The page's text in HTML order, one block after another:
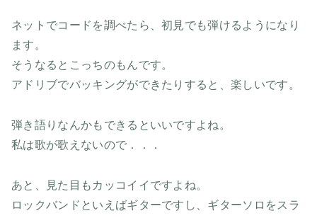
ネットでコードを調べたら、初見でも弾けるようになり
ます。
そうなるとこっちのもんです。
アドリブでバッキングができたりすると、楽しいです。
弾き語りなんかもできるといいですよね。
私は歌が歌えないので．．．
あと、見た目もカッコイイですよね。
ロックバンドといえばギターですし、ギターソロをスラ